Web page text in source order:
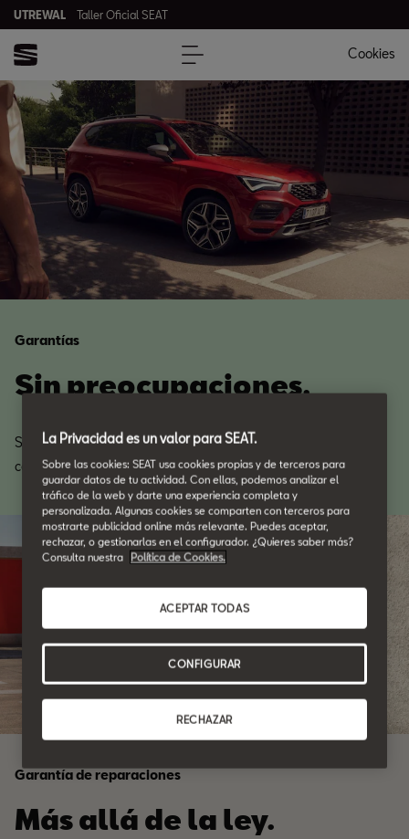
UTREWAL Taller Oficial SEAT
Cookies
Garantías
Sin preocupaciones.
Sea cual sea tu destino, no hay una mejor sensación que la de
conducir tu SEAT sin preocupaciones.
Garantía de reparaciones
Más allá de la ley.
La Privacidad es un valor para SEAT.
Sobre las cookies: SEAT usa cookies propias y de terceros para
guardar datos de tu actividad. Con ellas, podemos analizar el
tráfico de la web y darte una experiencia completa y
personalizada. Algunas cookies se comparten con terceros para
mostrarte publicidad online más relevante. Puedes aceptar,
rechazar, o gestionarlas en el configurador. ¿Quieres saber más?
Consulta nuestra
Política de Cookies.
RECHAZAR
ACEPTAR TODAS
CONFIGURAR